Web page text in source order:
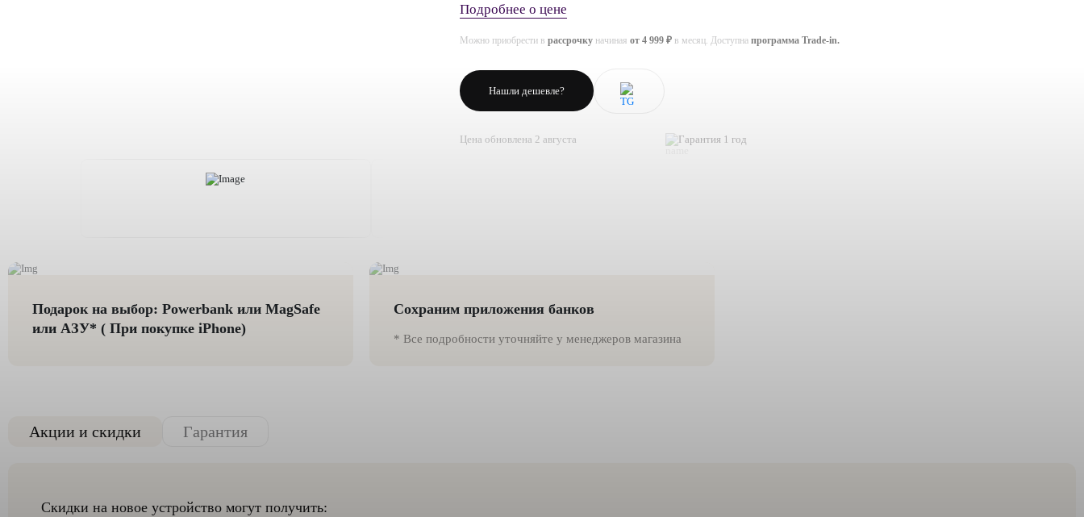
Подробнее о цене
Можно приобрести в рассрочку начиная от 4 999 ₽ в месяц. Доступна программа Trade-in.
Нашли дешевле?
Цена обновлена 2 августа Гарантия 1 год
Подарок на выбор: Powerbank или MagSafe
или AЗУ* ( При покупке iPhone)
Сохраним приложения банков
* Все подробности уточняйте у менеджеров магазина
Акции и скидки Гарантия
Скидки на новое устройство могут получить: